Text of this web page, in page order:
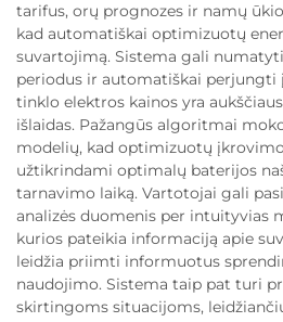
tarifus, orų prognozes ir namų
kad automatiškai optimizuotų
suvartojimą. Sistema gali
periodus ir automatiškai perjungti
tinklo elektros kainos yra
išlaidas. Pažangūs algoritmai
modelių, kad optimizuotų
užtikrindami optimalų baterijos
tarnavimo laiką. Vartotojai gali
analizės duomenis per intuityvias
kurios pateikia informaciją apie
leidžia priimti informuotus
naudojimo. Sistema taip pat turi
skirtingoms situacijoms,